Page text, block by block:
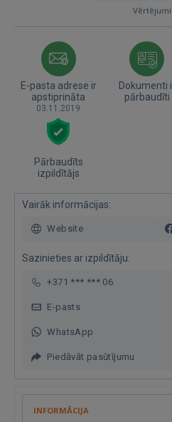
E-pasta adrese ir
apstiprināta
03.11.2019
Dokumenti
pārbaudīti
Pārbaudīts
izpildītājs
Vairāk informācijas:
Website
Sazinieties ar izpildītāju:
+371 *** *** 06
E-pasts
WhatsApp
Piedāvāt pasūtījumu
INFORMĀCIJA